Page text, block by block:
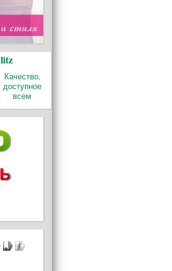
Качество,
доступное
всем